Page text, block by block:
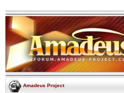
Amadeus Project